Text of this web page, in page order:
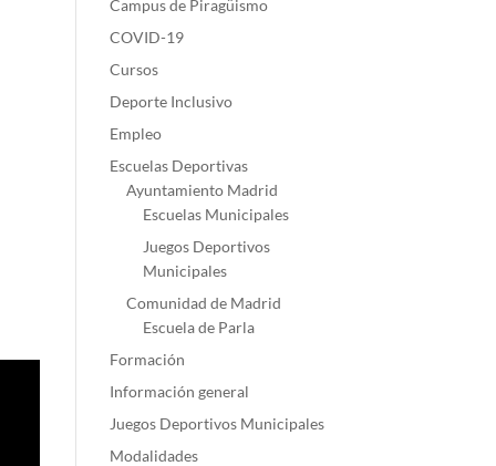
Campus de Piragüismo
COVID-19
Cursos
Deporte Inclusivo
Empleo
Escuelas Deportivas
Ayuntamiento Madrid
Escuelas Municipales
Juegos Deportivos
Municipales
Comunidad de Madrid
Escuela de Parla
Formación
Información general
Juegos Deportivos Municipales
Modalidades